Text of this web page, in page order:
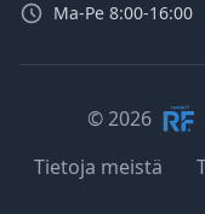
Ma-Pe 8:00-16:00
© 2026
Tietoja meistä